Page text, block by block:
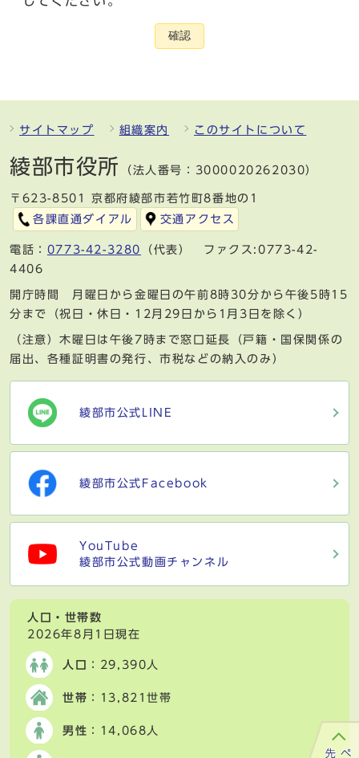
確認
サイトマップ 組織案内 このサイトについて
綾部市役所 （法人番号：3000020262030）
〒623-8501 京都府綾部市若竹町8番地の1
各課直通ダイアル
交通アクセス
電話： 0773-42-3280
（代表） ファクス:0773-42-
4406
開庁時間 月曜日から金曜日の午前8時30分から午後5時15
分まで（祝日・休日・12月29日から1月3日を除く）
（注意）木曜日は午後7時まで窓口延長（戸籍・国保関係の
届出、各種証明書の発行、市税などの納入のみ）
綾部市公式LINE
綾部市公式Facebook
YouTube
綾部市公式動画チャンネル
人口・世帯数
2026年8月1日現在
人口 ：29,390人
世帯 ：13,821世帯
男性 ：14,068人